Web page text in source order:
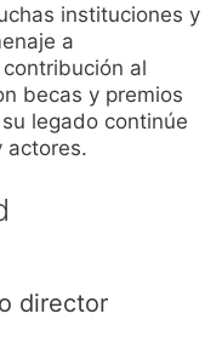
instituciones y
a
al
becas y premios
legado continúe
actores.
director